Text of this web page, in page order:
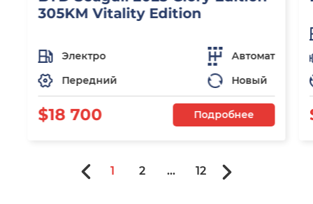
305KM Vitality Edition
Электро
Автомат
Передний
Новый
$18 700 Подробнее
1 2 ... 12